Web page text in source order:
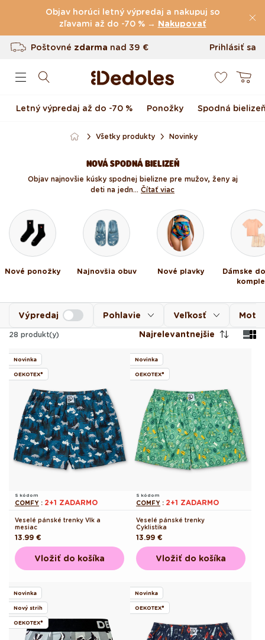
Preskočiť na obsah
Objav horúci letný výpredaj a nakupuj so
zľavami až do -70 % → Nakupovať
Poštovnézdarma nad39 €
Vrátenie tovaru až do 100 dní
Originálny dizajn navrhnutý u nás
Prihlásiť sa
Košík
Letný výpredaj až do -70 % Ponožky Spodná
Všetky produkty Novinky
NOVÁ SPODNÁ BIELIZEŇ
Objav najnovšie kúsky spodnej bielizne pre mužov, ženy aj
deti na jedn... Čítať viac
Nové ponožky Najnovšia obuv Nové plavky
Dámske
Pohlavie Veľkosť Motív
Výpredaj
28 produkt(y) Najrelevantnejšie
Novinka
OEKOTEX®
S kódom
COMFY : 2+1 ZADARMO
Veselé pánské trenky Vlk a
mesiac
Pôvodná
cena
13.99 €
Vložiť do košíka
Novinka
OEKOTEX®
S kódom
COMFY : 2+1 ZADARMO
Veselé pánské trenky
Cyklistika
Pôvodná
cena
13.99 €
Vložiť do košíka
Novinka
Nový strih
OEKOTEX®
Novinka
OEKOTEX®